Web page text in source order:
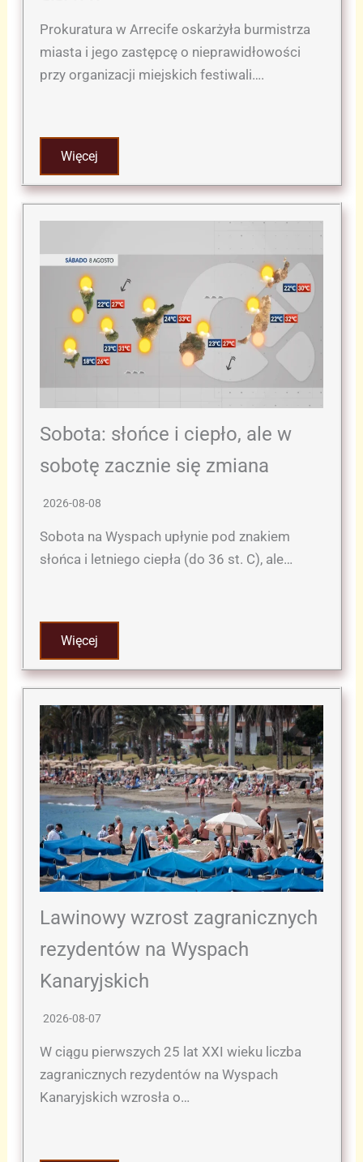
Prokuratura w Arrecife oskarżyła burmistrza
miasta i jego zastępcę o nieprawidłowości
przy organizacji miejskich festiwali….
Więcej
Sobota: słońce i ciepło, ale w
sobotę zacznie się zmiana
2026-08-08
Sobota na Wyspach upłynie pod znakiem
słońca i letniego ciepła (do 36 st. C), ale…
Więcej
Lawinowy wzrost zagranicznych
rezydentów na Wyspach
Kanaryjskich
2026-08-07
W ciągu pierwszych 25 lat XXI wieku liczba
zagranicznych rezydentów na Wyspach
Kanaryjskich wzrosła o…